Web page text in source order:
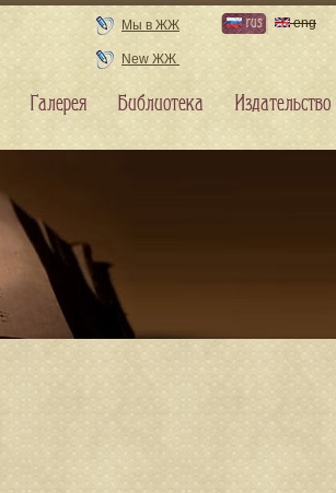
Мы в ЖЖ
New ЖЖ
rus eng
Галерея Библиотека Издательство